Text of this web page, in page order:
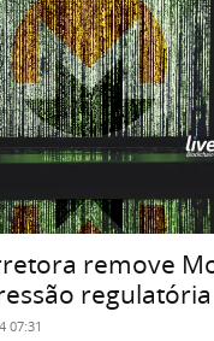
remove
regulatória
07:31